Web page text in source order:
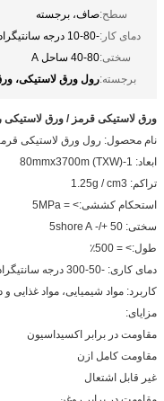
سطح:صاف، برجسته
دمای کار:-10-80 درجه سانتیگراد
سختی:40-80 ساحل A
برجسته:رول ورق لاستیکی،
ورق لاستیکی قرمز / ورق لاستیکی
نام محصول: رول ورق لاستیکی
ابعاد: 1-80mmx3700m (TXW)
تراکم: 1.25g / cm3
استحکام کششی:> = 5MPa
سختی: 50 +/- 5shore A
طول:> = 500٪
دمای کاری: -50-300 درجه سانتیگراد
کاربرد: مواد شیمیایی، مواد غذایی
مزایای:
مقاومت در برابر اکسیداسیون
مقاومت کامل ازن
غیر قابل اشتعال